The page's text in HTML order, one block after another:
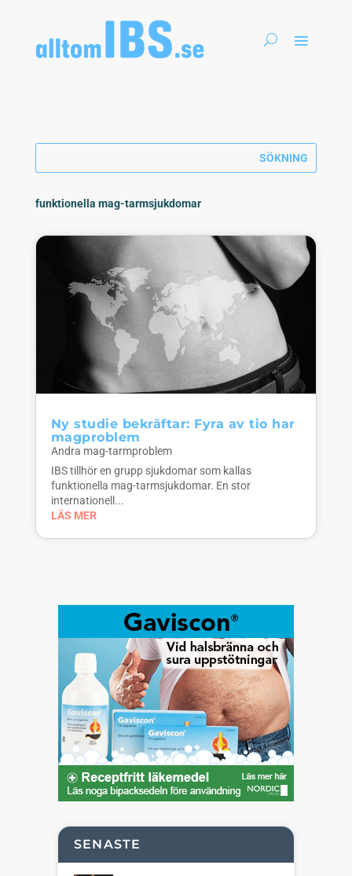
funktionella mag-tarmsjukdomar
Ny studie bekräftar: Fyra av tio har
magproblem
Andra mag-tarmproblem
IBS tillhör en grupp sjukdomar som kallas
funktionella mag-tarmsjukdomar. En stor
internationell...
LÄS MER
SENASTE